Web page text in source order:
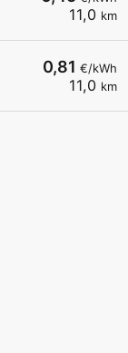
11,0 km
0,81 €/kWh
11,0 km